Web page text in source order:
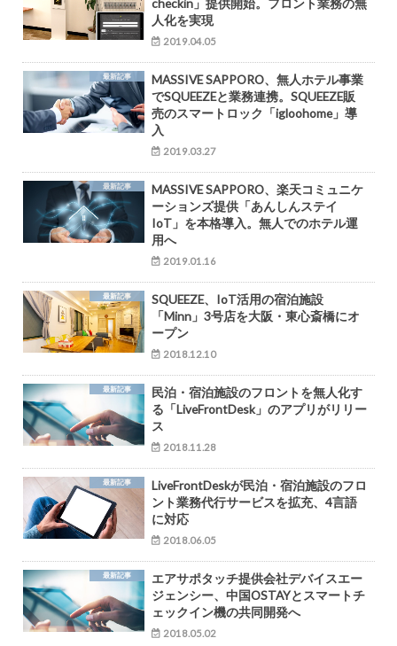
人化を実現
2019.04.05
最新記事
MASSIVE SAPPORO、無人ホテル事業
でSQUEEZEと業務連携。SQUEEZE販
売のスマートロック「igloohome」導
入
2019.03.27
最新記事
MASSIVE SAPPORO、楽天コミュニケ
ーションズ提供「あんしんステイ
IoT」を本格導入。無人でのホテル運
用へ
2019.01.16
最新記事
SQUEEZE、IoT活用の宿泊施設
「Minn」3号店を大阪・東心斎橋にオ
ープン
2018.12.10
最新記事
民泊・宿泊施設のフロントを無人化す
る「LiveFrontDesk」のアプリがリリー
ス
2018.11.28
最新記事
LiveFrontDeskが民泊・宿泊施設のフロ
ント業務代行サービスを拡充、4言語
に対応
2018.06.05
最新記事
エアサポタッチ提供会社デバイスエー
ジェンシー、中国OSTAYとスマートチ
ェックイン機の共同開発へ
2018.05.02